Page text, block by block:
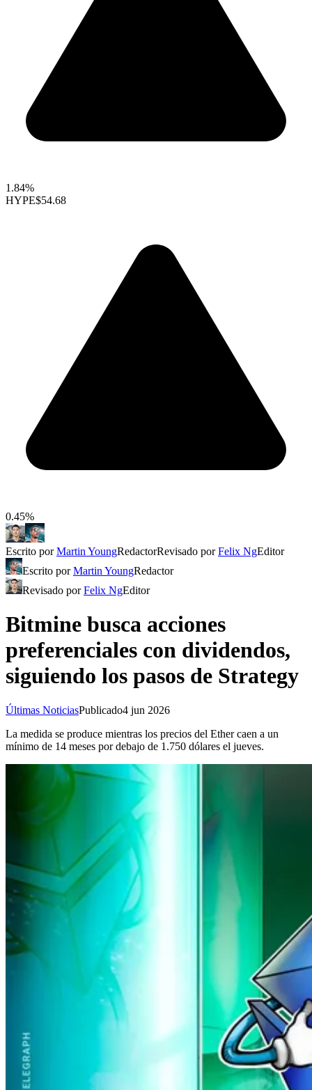
1.84%
HYPE$54.68
0.45%
Escrito porMartin YoungRedactorRevisado porFelix NgEditor
Escrito porMartin YoungRedactor
Revisado porFelix NgEditor
Bitmine busca acciones
preferenciales con dividendos,
siguiendo los pasos de Strategy
Últimas NoticiasPublicado4 jun 2026
La medida se produce mientras los precios del Ether caen a un
mínimo de 14 meses por debajo de 1.750 dólares el jueves.